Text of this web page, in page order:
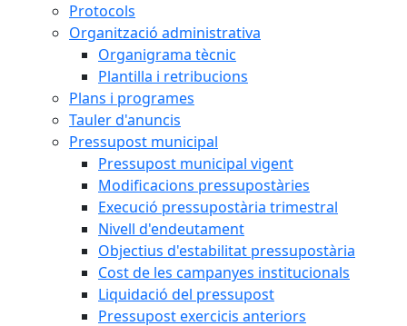
Protocols
Organització administrativa
Organigrama tècnic
Plantilla i retribucions
Plans i programes
Tauler d'anuncis
Pressupost municipal
Pressupost municipal vigent
Modificacions pressupostàries
Execució pressupostària trimestral
Nivell d'endeutament
Objectius d'estabilitat pressupostària
Cost de les campanyes institucionals
Liquidació del pressupost
Pressupost exercicis anteriors